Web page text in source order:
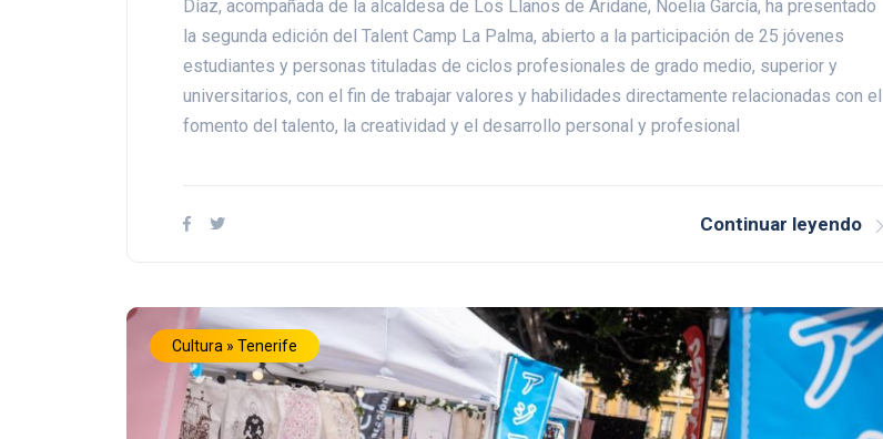
Díaz, acompañada de la alcaldesa de Los Llanos de Aridane, Noelia García, ha presentado
la segunda edición del Talent Camp La Palma, abierto a la participación de 25 jóvenes
estudiantes y personas tituladas de ciclos profesionales de grado medio, superior y
universitarios, con el fin de trabajar valores y habilidades directamente relacionadas con el
fomento del talento, la creatividad y el desarrollo personal y profesional
Continuar leyendo
Cultura » Tenerife